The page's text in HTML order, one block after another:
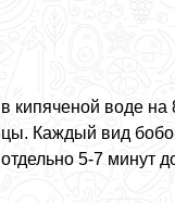
кипяченой воде
Каждый вид
5-7 минут